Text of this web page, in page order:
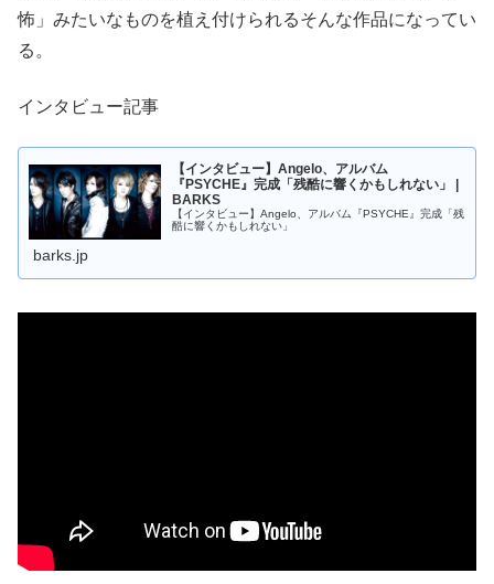
怖」みたいなものを植え付けられるそんな作品になってい
る。
インタビュー記事
【インタビュー】Angelo、アルバム
『PSYCHE』完成「残酷に響くかもしれない」 |
BARKS
【インタビュー】Angelo、アルバム『PSYCHE』完成「残
酷に響くかもしれない」
barks.jp